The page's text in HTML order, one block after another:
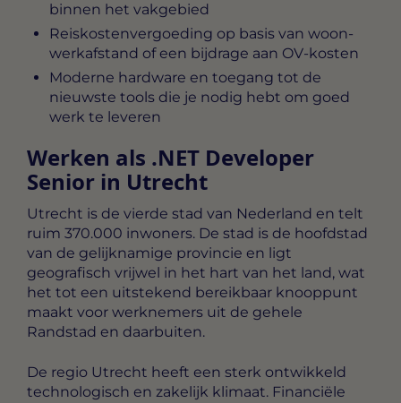
binnen het vakgebied
Reiskostenvergoeding op basis van woon-
werkafstand of een bijdrage aan OV-kosten
Moderne hardware en toegang tot de
nieuwste tools die je nodig hebt om goed
werk te leveren
Werken als .NET Developer
Senior in Utrecht
Utrecht is de vierde stad van Nederland en telt
ruim 370.000 inwoners. De stad is de hoofdstad
van de gelijknamige provincie en ligt
geografisch vrijwel in het hart van het land, wat
het tot een uitstekend bereikbaar knooppunt
maakt voor werknemers uit de gehele
Randstad en daarbuiten.
De regio Utrecht heeft een sterk ontwikkeld
technologisch en zakelijk klimaat. Financiële